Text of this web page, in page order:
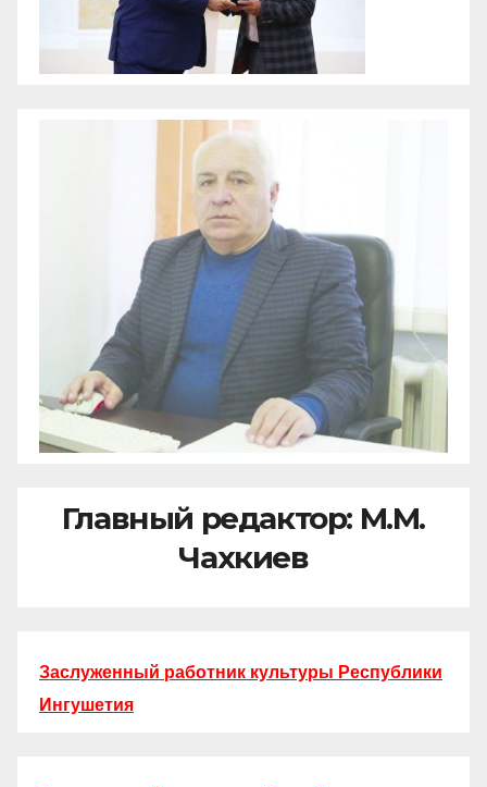
Главный редактор: М.М.
Чахкиев
Заслуженный работник культуры Республики
Ингушетия